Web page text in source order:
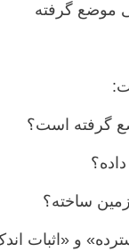
موضع گرفته
گرفته است؟
ساخته؟
و «اثبات